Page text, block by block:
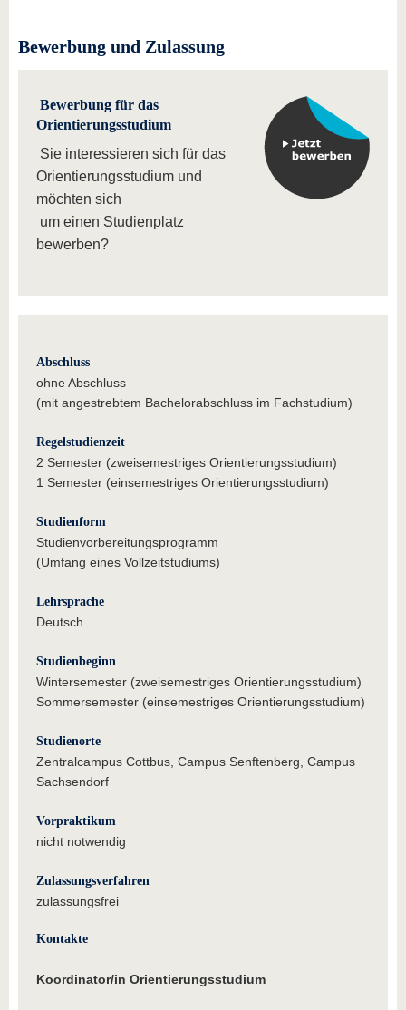
Bewerbung und Zulassung
Bewerbung für das
Orientierungsstudium
Sie interessieren sich für das
Orientierungsstudium und
möchten sich
um einen Studienplatz
bewerben?
Abschluss
ohne Abschluss
(mit angestrebtem Bachelorabschluss im Fachstudium)
Regelstudienzeit
2 Semester (zweisemestriges Orientierungsstudium)
1 Semester (einsemestriges Orientierungsstudium)
Studienform
Studienvorbereitungsprogramm
(Umfang eines Vollzeitstudiums)
Lehrsprache
Deutsch
Studienbeginn
Wintersemester (zweisemestriges Orientierungsstudium)
Sommersemester (einsemestriges Orientierungsstudium)
Studienorte
Zentralcampus Cottbus, Campus Senftenberg, Campus
Sachsendorf
Vorpraktikum
nicht notwendig
Zulassungsverfahren
zulassungsfrei
Kontakte
Koordinator/in Orientierungsstudium